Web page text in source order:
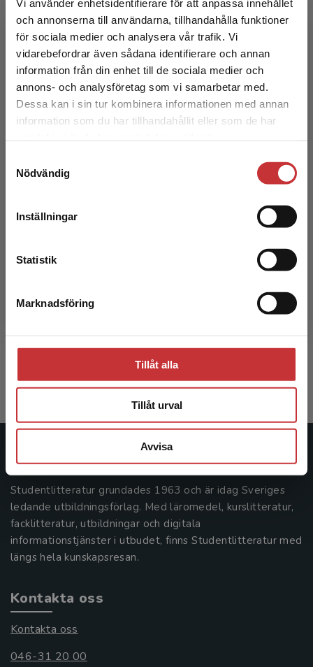
Vi använder enhetsidentifierare för att anpassa innehållet
och annonserna till användarna, tillhandahålla funktioner
för sociala medier och analysera vår trafik. Vi
vidarebefordrar även sådana identifierare och annan
information från din enhet till de sociala medier och
annons- och analysföretag som vi samarbetar med.
Dessa kan i sin tur kombinera informationen med annan
information som du har tillhandahållit eller som de har
Nödvändig
Inställningar
Statistik
Marknadsföring
Tillåt alla
Tillåt urval
Avvisa
Begränsad fraktregion
Det verkar som att du besöker
studentlitteratur.se via en enhet utanför Sverige.
Vi erbjuder inte leveranser utanför Sverige. För
att kunna slutföra ett köp måste
Vårdmiljöns betydelse
Vårdmiljöns betydelse
Studentlitteratur
Studentlitteratur grundades 1963 och är idag Sveriges
ledande utbildningsförlag. Med läromedel, kurslitteratur,
facklitteratur, utbildningar och digitala
informationstjänster i utbudet, finns Studentlitteratur med
längs hela kunskapsresan.
Kontakta oss
Kontakta oss
046-31 20 00